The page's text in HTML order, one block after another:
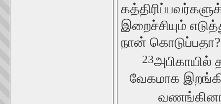
இறைச்சியும்
நான்
23அபிகாயில்
வேகமாக இறங்கி